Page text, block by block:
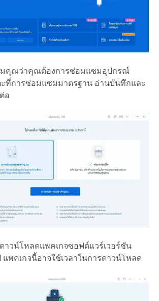
มคุณว่าคุณต้องการซ่อมแซมอุปกรณ์
ะที่การซ่อมแซมมาตรฐาน อ่านบันทึกและ
อ
าวน์โหลดแพคเกจซอฟต์แวร์เวอร์ชัน
แพคเกจนี้อาจใช้เวลาในการดาวน์โหลด